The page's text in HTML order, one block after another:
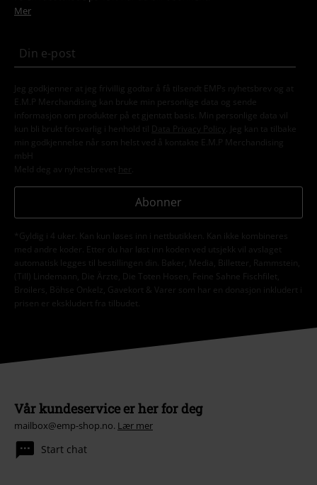
Mer
Jeg godkjenner at jeg frivillig godtar å få tilsendt EMPs nyhetsbrev og at
E.M.P Merchandising kan bruke min personlige data og sende
informasjon om produkter på et gjentatt basis. Min personlige data vil
kun bli brukt forsvarlig i henhold til
Data Privacy Policy
. Jeg kan ta tilbake
min godkjennelse når som helst ved å kontakte E.M.P Merchandising
mbH
Meld deg av nyhetsbrevet her
Abonner
*Gyldig i 4 uker. Kan kun løses inn i nettbutikken. Kan ikke kombineres
med andre koder. Etter du har løst inn koden ved utsjekk vil avslaget
automatisk legges til bestillingen din. Bøker, Media, Billetter, Rammstein,
(Till) Lindemann, Die Ärzte, Die Toten Hosen, Feine Sahne Fischfilet,
Broilers, Böhse Onkelz, Gavekort & Varer som har en donasjon inkludert i
prisen er ekskludert fra tilbudet.
Vår kundeservice er her for deg
mailbox@emp-shop.no. Lær mer
Start chat